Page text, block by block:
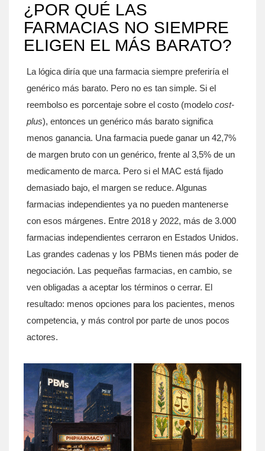
¿POR QUÉ LAS
FARMACIAS NO SIEMPRE
ELIGEN EL MÁS BARATO?
La lógica diría que una farmacia siempre preferiría el
genérico más barato. Pero no es tan simple. Si el
reembolso es porcentaje sobre el costo (modelo cost-
plus), entonces un genérico más barato significa
menos ganancia. Una farmacia puede ganar un 42,7%
de margen bruto con un genérico, frente al 3,5% de un
medicamento de marca. Pero si el MAC está fijado
demasiado bajo, el margen se reduce. Algunas
farmacias independientes ya no pueden mantenerse
con esos márgenes. Entre 2018 y 2022, más de 3.000
farmacias independientes cerraron en Estados Unidos.
Las grandes cadenas y los PBMs tienen más poder de
negociación. Las pequeñas farmacias, en cambio, se
ven obligadas a aceptar los términos o cerrar. El
resultado: menos opciones para los pacientes, menos
competencia, y más control por parte de unos pocos
actores.